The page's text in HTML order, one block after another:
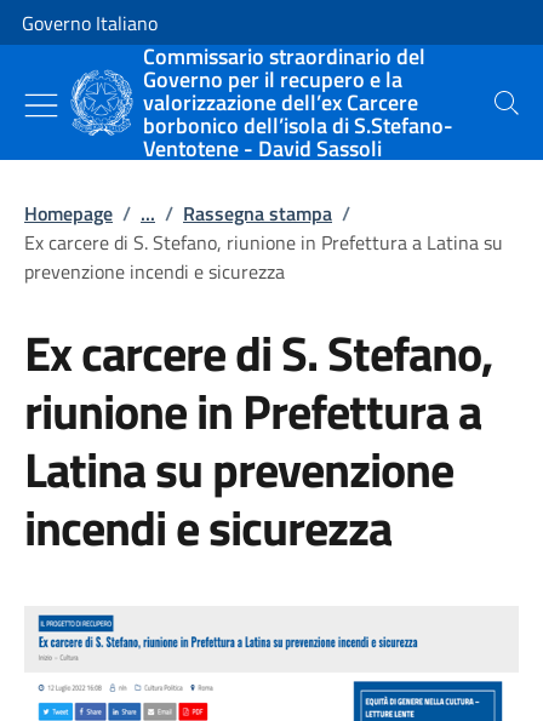
Vai al contenuto
Vai alla navigazione del sito
Governo Italiano
Commissario straordinario del
Governo per il recupero e la
valorizzazione dell’ex Carcere
borbonico dell’isola di S.Stefano-
Ventotene - David Sassoli
Cerca
Homepage / ... / Rassegna stampa /
Ex carcere di S. Stefano, riunione in Prefettura a Latina su
prevenzione incendi e sicurezza
Ex carcere di S. Stefano,
riunione in Prefettura a
Latina su prevenzione
incendi e sicurezza